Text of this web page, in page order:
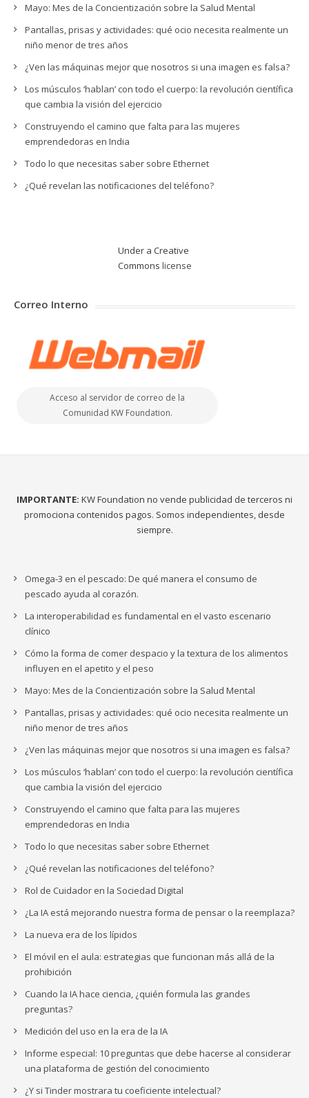
Mayo: Mes de la Concientización sobre la Salud Mental
Pantallas, prisas y actividades: qué ocio necesita realmente un
niño menor de tres años
¿Ven las máquinas mejor que nosotros si una imagen es falsa?
Los músculos ‘hablan’ con todo el cuerpo: la revolución científica
que cambia la visión del ejercicio
Construyendo el camino que falta para las mujeres
emprendedoras en India
Todo lo que necesitas saber sobre Ethernet
¿Qué revelan las notificaciones del teléfono?
Under a Creative
Commons license
Correo Interno
Acceso al servidor de correo de la
Comunidad KW Foundation.
IMPORTANTE: KW Foundation no vende publicidad de terceros ni
promociona contenidos pagos. Somos independientes, desde
siempre.
Omega-3 en el pescado: De qué manera el consumo de
pescado ayuda al corazón.
La interoperabilidad es fundamental en el vasto escenario
clínico
Cómo la forma de comer despacio y la textura de los alimentos
influyen en el apetito y el peso
Mayo: Mes de la Concientización sobre la Salud Mental
Pantallas, prisas y actividades: qué ocio necesita realmente un
niño menor de tres años
¿Ven las máquinas mejor que nosotros si una imagen es falsa?
Los músculos ‘hablan’ con todo el cuerpo: la revolución científica
que cambia la visión del ejercicio
Construyendo el camino que falta para las mujeres
emprendedoras en India
Todo lo que necesitas saber sobre Ethernet
¿Qué revelan las notificaciones del teléfono?
Rol de Cuidador en la Sociedad Digital
¿La IA está mejorando nuestra forma de pensar o la reemplaza?
La nueva era de los lípidos
El móvil en el aula: estrategias que funcionan más allá de la
prohibición
Cuando la IA hace ciencia, ¿quién formula las grandes
preguntas?
Medición del uso en la era de la IA
Informe especial: 10 preguntas que debe hacerse al considerar
una plataforma de gestión del conocimiento
¿Y si Tinder mostrara tu coeficiente intelectual?